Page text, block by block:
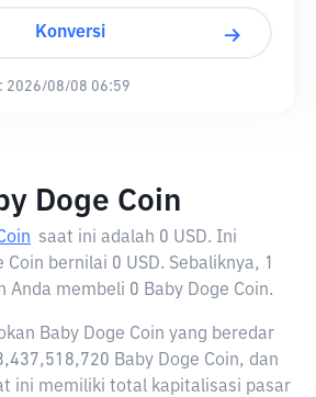
Konversi
2026/08/08 06:59
Doge Coin
saat ini adalah 0 USD. Ini
bernilai 0 USD. Sebaliknya, 1
Anda membeli 0 Baby Doge Coin.
Baby Doge Coin yang beredar
Baby Doge Coin, dan
ini memiliki total kapitalisasi pasar